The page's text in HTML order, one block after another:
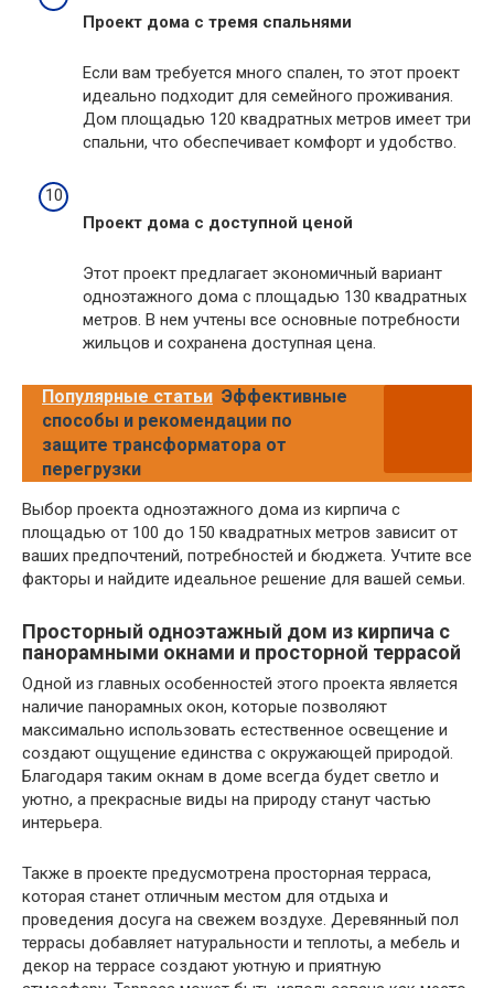
Проект дома с тремя спальнями
Если вам требуется много спален, то этот проект
идеально подходит для семейного проживания.
Дом площадью 120 квадратных метров имеет три
спальни, что обеспечивает комфорт и удобство.
Проект дома с доступной ценой
Этот проект предлагает экономичный вариант
одноэтажного дома с площадью 130 квадратных
метров. В нем учтены все основные потребности
жильцов и сохранена доступная цена.
Популярные статьи Эффективные
способы и рекомендации по
защите трансформатора от
перегрузки
Выбор проекта одноэтажного дома из кирпича с
площадью от 100 до 150 квадратных метров зависит от
ваших предпочтений, потребностей и бюджета. Учтите все
факторы и найдите идеальное решение для вашей семьи.
Просторный одноэтажный дом из кирпича с
панорамными окнами и просторной террасой
Одной из главных особенностей этого проекта является
наличие панорамных окон, которые позволяют
максимально использовать естественное освещение и
создают ощущение единства с окружающей природой.
Благодаря таким окнам в доме всегда будет светло и
уютно, а прекрасные виды на природу станут частью
интерьера.
Также в проекте предусмотрена просторная терраса,
которая станет отличным местом для отдыха и
проведения досуга на свежем воздухе. Деревянный пол
террасы добавляет натуральности и теплоты, а мебель и
декор на террасе создают уютную и приятную